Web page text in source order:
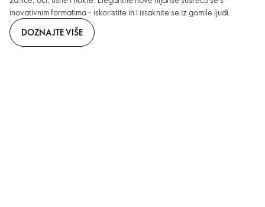
inovativnim formatima - iskoristite ih i istaknite se iz gomile ljudi.
DOZNAJTE VIŠE